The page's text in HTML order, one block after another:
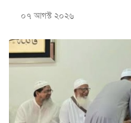
০৭ আগস্ট ২০২৬